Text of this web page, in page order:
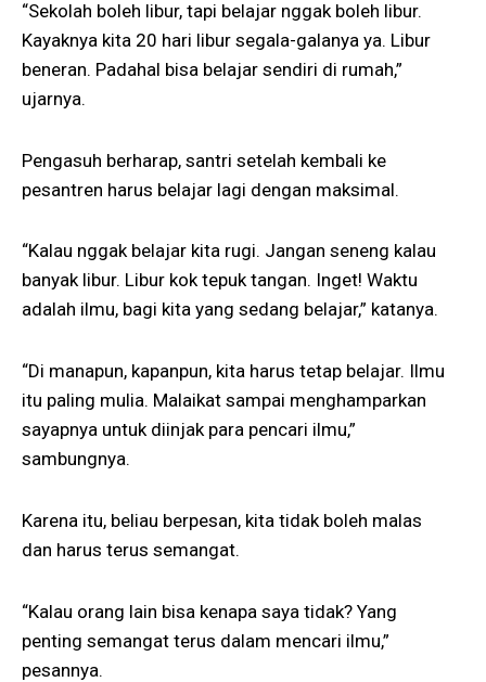
“Sekolah boleh libur, tapi belajar nggak boleh libur.
Kayaknya kita 20 hari libur segala-galanya ya. Libur
beneran. Padahal bisa belajar sendiri di rumah,”
ujarnya.
Pengasuh berharap, santri setelah kembali ke
pesantren harus belajar lagi dengan maksimal.
“Kalau nggak belajar kita rugi. Jangan seneng kalau
banyak libur. Libur kok tepuk tangan. Inget! Waktu
adalah ilmu, bagi kita yang sedang belajar,” katanya.
“Di manapun, kapanpun, kita harus tetap belajar. Ilmu
itu paling mulia. Malaikat sampai menghamparkan
sayapnya untuk diinjak para pencari ilmu,”
sambungnya.
Karena itu, beliau berpesan, kita tidak boleh malas
dan harus terus semangat.
“Kalau orang lain bisa kenapa saya tidak? Yang
penting semangat terus dalam mencari ilmu,”
pesannya.